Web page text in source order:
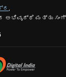
ಅಭಿವೃದ್ಧಿ ಮತ್ತು